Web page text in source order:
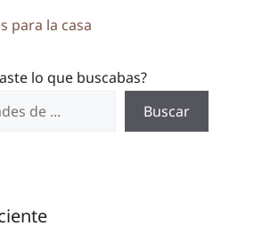
para la casa
lo que buscabas?
Buscar